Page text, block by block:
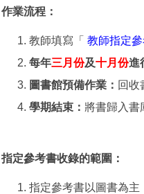
作業流程：
教師填寫「 教師指定
每年三月份及十月份進
圖書館預備作業： 回收
學期結束： 將書歸入書
指定參考書收錄的範圍：
指定參考書以圖書為